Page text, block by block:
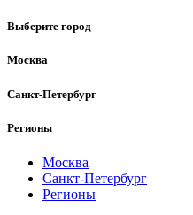
Выберите город
Москва
Санкт-Петербург
Регионы
Москва
Санкт-Петербург
Регионы